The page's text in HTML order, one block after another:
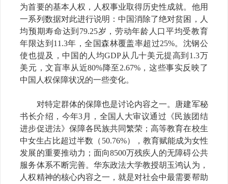
为首要的基本人权，人权事业取得历史性成就。他用
一系列数据对此进行说明：中国消除了绝对贫困，人
均预期寿命达到79.25岁，劳动年龄人口平均受教育
年限达到11.3年，全国森林覆盖率超过25%。沈钢公
使也提及，中国的人均GDP从几十美元提高到1.3万
美元，文盲率从近80%降至2.67%，这些事实反映了
中国人权保障状况的一些变化。
对特定群体的保障也是讨论内容之一。唐建军秘
书长介绍， 今年3月 ， 全国人大审议通过 《民族团结
进步促进法》保障各民族共同繁荣；高等教育在校生
中女生占比超过半数（50.76%），教育赋能成为女性
发展的重要推动力；面向8500万残疾人的无障碍公共
服务体系不断完善。华东政法大学教授胡玉鸿认为，
人权精神的核心内容之一，就是对社会中最需要帮助